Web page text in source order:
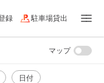
録 駐車場貸出
日付
マップ